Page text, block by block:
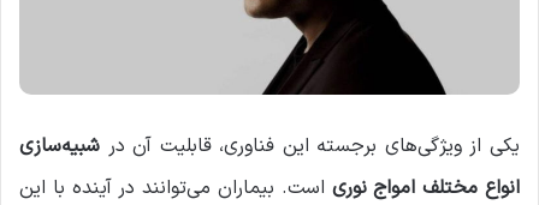
یکی از ویژگی‌های برجسته این فناوری، قابلیت آن در شبیه‌سازی
انواع مختلف امواج نوری است. بیماران می‌توانند در آینده با این